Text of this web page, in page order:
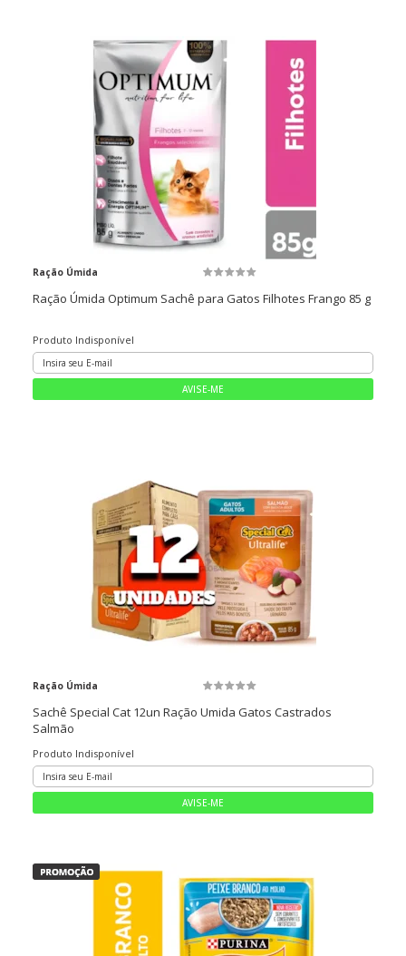
Ração Úmida
Ração Úmida Optimum Sachê para Gatos Filhotes Frango 85 g
Produto Indisponível
Ração Úmida
Sachê Special Cat 12un Ração Umida Gatos Castrados
Salmão
Produto Indisponível